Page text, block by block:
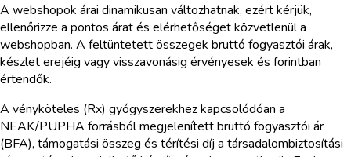
A webshopok árai dinamikusan változhatnak, ezért kérjük,
ellenőrizze a pontos árat és elérhetőséget közvetlenül a
webshopban. A feltüntetett összegek bruttó fogyasztói árak,
készlet erejéig vagy visszavonásig érvényesek és forintban
értendők.
A vényköteles (Rx) gyógyszerekhez kapcsolódóan a
NEAK/PUPHA forrásból megjelenített bruttó fogyasztói ár
(BFA), támogatási összeg és térítési díj a társadalombiztosítási